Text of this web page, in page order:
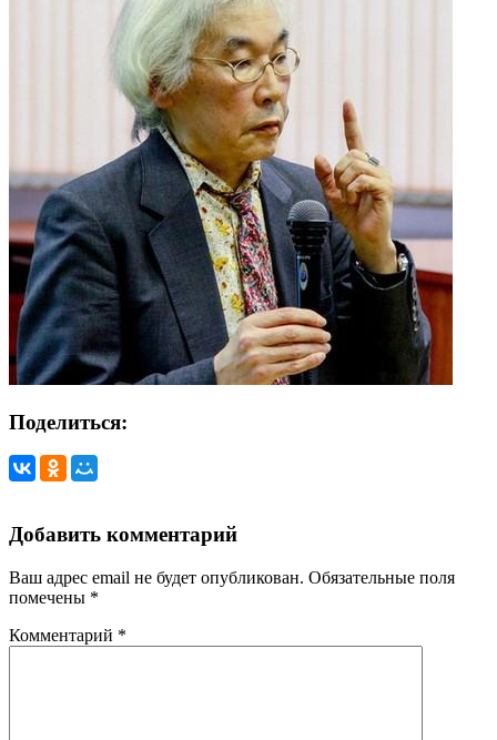
Поделиться:
Добавить комментарий
Ваш адрес email не будет опубликован. Обязательные поля
помечены *
Комментарий *